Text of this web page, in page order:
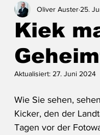
Kiek
Oliver Auster 25.
Aktualisiert: 27. Juni 2024
Wie Sie sehen,
Kicker, den der
Tagen vor der